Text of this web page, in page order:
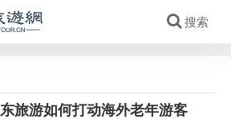
旅游如何打动海外老年游客